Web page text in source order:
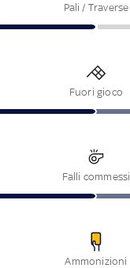
Pali / Traverse
Fuori gioco
Falli commessi
Ammonizioni